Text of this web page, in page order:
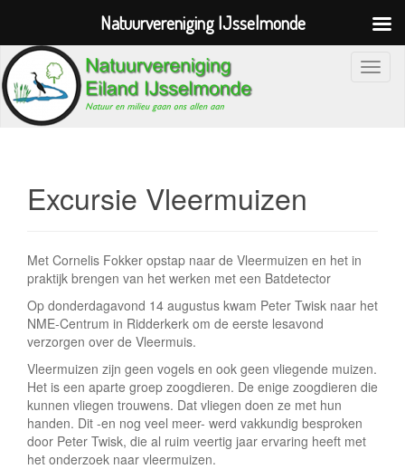
S
t
i
Excursie Vleermuizen
Met Cornelis Fokker opstap naar de Vleermuizen en het in
praktijk brengen van het werken met een Batdetector
Op donderdagavond 14 augustus kwam Peter Twisk naar het
NME-Centrum in Ridderkerk om de eerste lesavond
verzorgen over de Vleermuis.
Vleermuizen zijn geen vogels en ook geen vliegende muizen.
Het is een aparte groep zoogdieren. De enige zoogdieren die
kunnen vliegen trouwens. Dat vliegen doen ze met hun
handen. Dit -en nog veel meer- werd vakkundig besproken
door Peter Twisk, die al ruim veertig jaar ervaring heeft met
het onderzoek naar vleermuizen.
Natuurvereniging IJsselmonde